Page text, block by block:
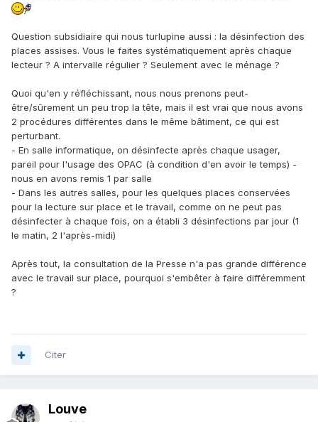
Question subsidiaire qui nous turlupine aussi : la désinfection des
places assises. Vous le faites systématiquement après chaque
lecteur ? A intervalle régulier ? Seulement avec le ménage ?
Quoi qu'en y réfléchissant, nous nous prenons peut-
être/sûrement un peu trop la tête, mais il est vrai que nous avons
2 procédures différentes dans le même bâtiment, ce qui est
perturbant.
- En salle informatique, on désinfecte après chaque usager,
pareil pour l'usage des OPAC (à condition d'en avoir le temps) -
nous en avons remis 1 par salle
- Dans les autres salles, pour les quelques places conservées
pour la lecture sur place et le travail, comme on ne peut pas
désinfecter à chaque fois, on a établi 3 désinfections par jour (1
le matin, 2 l'après-midi)
Après tout, la consultation de la Presse n'a pas grande différence
avec le travail sur place, pourquoi s'embêter à faire différemment
?
Citer
Louve